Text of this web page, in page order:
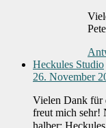
Heckules Studio
26. November
Vielen Dank für
freut mich sehr!